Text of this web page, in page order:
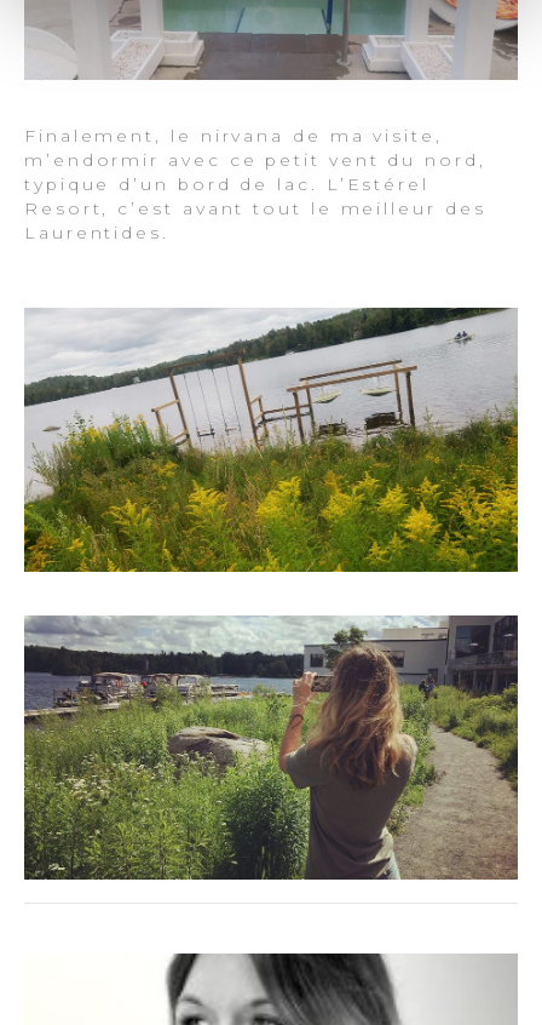
Finalement, le nirvana de ma visite,
m’endormir avec ce petit vent du nord,
typique d’un bord de lac. L’Estérel
Resort, c’est avant tout le meilleur des
Laurentides.